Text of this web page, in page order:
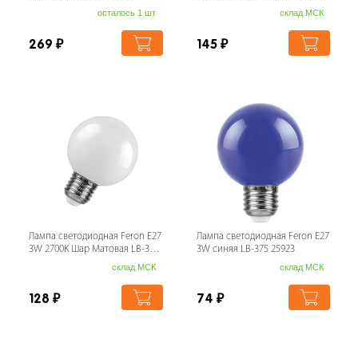
осталось 1 шт
269 ₽
склад МСК
145 ₽
Лампа светодиодная Feron E27
3W 2700K Шар Матовая LB-371
склад МСК
128 ₽
Лампа светодиодная Feron E27
3W синяя LB-375 25923
склад МСК
74 ₽